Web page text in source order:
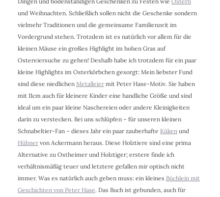
und Weihnachten. Schließlich sollen nicht die Geschenke sondern
vielmehr Traditionen und die gemeinsame Familienzeit im
Vordergrund stehen. Trotzdem ist es natürlich vor allem für die
kleinen Mäuse ein großes Highlight im hohen Gras auf
Ostereiersuche zu gehen! Deshalb habe ich trotzdem für ein paar
kleine Highlights im Osterkörbchen gesorgt: Mein liebster Fund
sind diese niedlichen Metalleiermit Peter Hase-Motiv. Sie haben
mit 11cm auch für kleinere Kinder eine handliche Größe und sind
ideal um ein paar kleine Naschereien oder andere Kleinigkeiten
darin zu verstecken. Bei uns schlüpfen – für unseren kleinen
Schnabeltier-Fan – dieses Jahr ein paar zauberhafte Kükenund
Hühnervon Ackermann heraus. Diese Holztiere sind eine prima
Alternative zu Ostheimer und Holztiger; erstere finde ich
verhältnismäßig teuer und letztere gefallen mir optisch nicht
immer. Was es natürlich auch geben muss: ein kleines Büchlein mit
Geschichten von Peter Hase. Das Buch ist gebunden, auch für